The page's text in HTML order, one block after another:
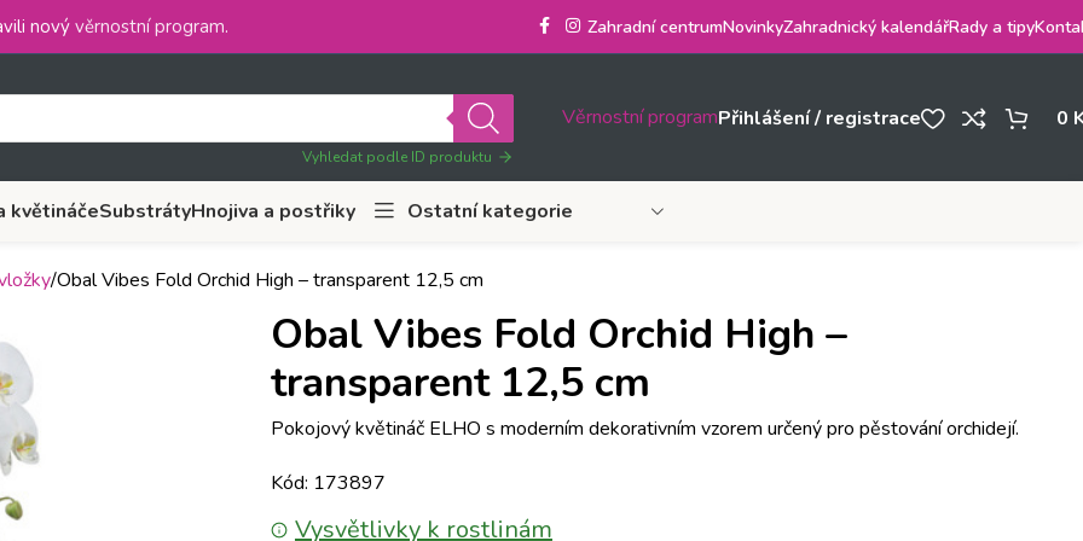
nový věrnostní program. Zahradní centrumNovinkyZahradnický kalendářRady a tipy
Vyhledat podle ID produktu
Věrnostní programPřihlášení / registrace 0
květináčeSubstrátyHnojiva a postřiky Ostatní kategorie
Obal Vibes Fold Orchid High – transparent 12,5 cm
Obal Vibes Fold Orchid High –
transparent 12,5 cm
Pokojový květináč ELHO s moderním dekorativním vzorem určený pro pěstování orchidejí.
Kód: 173897
Vysvětlivky k rostlinám